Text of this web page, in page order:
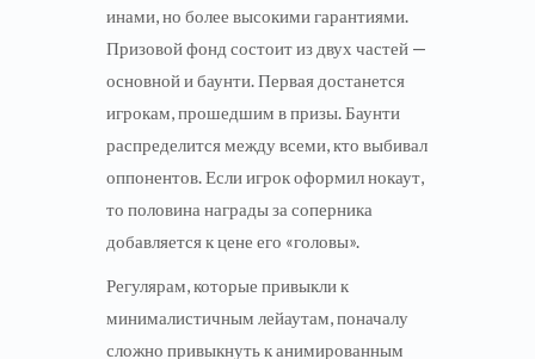
инами, но более высокими гарантиями.
Призовой фонд состоит из двух частей —
основной и баунти. Первая достанется
игрокам, прошедшим в призы. Баунти
распределится между всеми, кто выбивал
оппонентов. Если игрок оформил нокаут,
то половина награды за соперника
добавляется к цене его «головы».
Регулярам, которые привыкли к
минималистичным лейаутам, поначалу
сложно привыкнуть к анимированным